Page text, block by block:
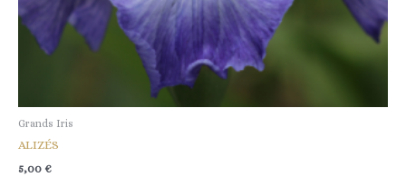
Grands Iris
ALIZÉS
5,00 €